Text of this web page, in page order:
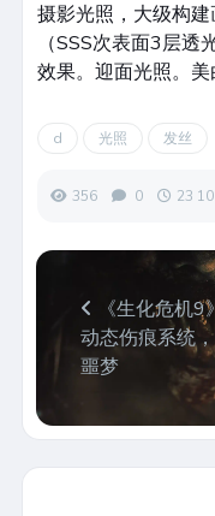
摄影光照，大级构
（SSS次表面3层
效果。迎面光照。美
d 光照 发丝
356 0 23
《生化危机9
动态伤痕系统
噩梦